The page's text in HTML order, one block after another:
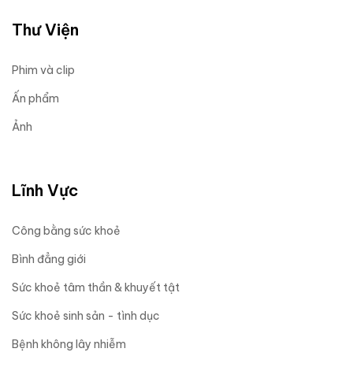
Thư Viện
Phim và clip
Ấn phẩm
Ảnh
Lĩnh Vực
Công bằng sức khoẻ
Bình đẳng giới
Sức khoẻ tâm thần & khuyết tật
Sức khoẻ sinh sản - tình dục
Bệnh không lây nhiễm